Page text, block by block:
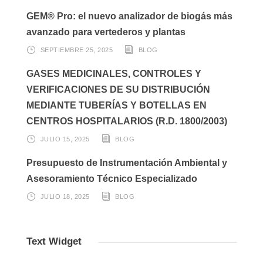
GEM® Pro: el nuevo analizador de biogás más
avanzado para vertederos y plantas
SEPTIEMBRE 25, 2025 BLOG
GASES MEDICINALES, CONTROLES Y
VERIFICACIONES DE SU DISTRIBUCIÓN
MEDIANTE TUBERÍAS Y BOTELLAS EN
CENTROS HOSPITALARIOS (R.D. 1800/2003)
JULIO 15, 2025 BLOG
Presupuesto de Instrumentación Ambiental y
Asesoramiento Técnico Especializado
JULIO 18, 2025 BLOG
Text Widget